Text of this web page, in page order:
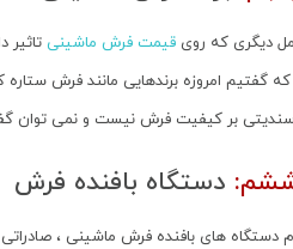
دیگری که روی قیمت فرش ماشینی تاثیر
گفتیم امروزه برندهایی مانند فرش
بر کیفیت فرش نیست و نمی توان
دستگاه بافنده فرش
دستگاه های بافنده فرش ماشینی ،